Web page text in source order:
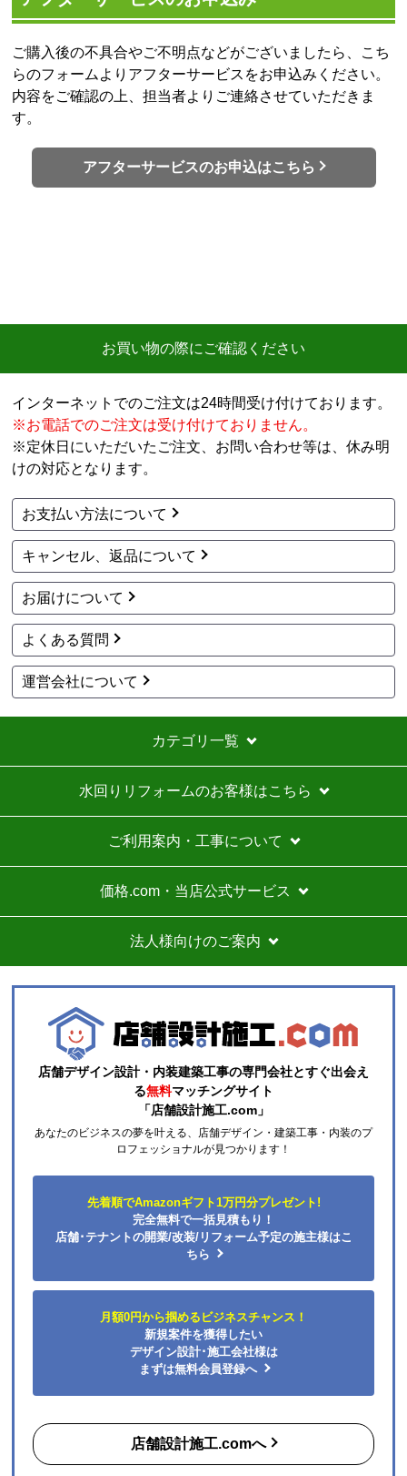
ご購入後の不具合やご不明点などがございましたら、こち
らのフォームよりアフターサービスをお申込みください。
内容をご確認の上、担当者よりご連絡させていただきま
す。
アフターサービスのお申込はこちら
お買い物の際にご確認ください
インターネットでのご注文は24時間受け付けております。
※お電話でのご注文は受け付けておりません。
※定休日にいただいたご注文、お問い合わせ等は、休み明
けの対応となります。
お支払い方法について
キャンセル、返品について
お届けについて
よくある質問
運営会社について
カテゴリ一覧
水回りリフォームのお客様はこちら
ご利用案内・工事について
価格.com・当店公式サービス
法人様向けのご案内
店舗デザイン設計・内装建築工事の専門会社とすぐ出会え
る無料マッチングサイト
「店舗設計施工.com」
あなたのビジネスの夢を叶える、店舗デザイン・建築工事・内装のプ
ロフェッショナルが見つかります！
先着順でAmazonギフト1万円分プレゼント!
完全無料で一括見積もり！
店舗･テナントの開業/改装/リフォーム予定の施主様はこ
ちら
月額0円から掴めるビジネスチャンス！
新規案件を獲得したい
デザイン設計･施工会社様は
まずは無料会員登録へ
店舗設計施工.comへ